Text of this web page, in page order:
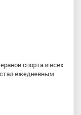
спорта и всех
ежедневным